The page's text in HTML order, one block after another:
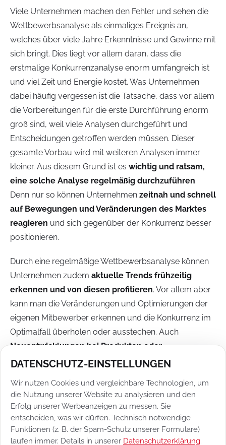
Viele Unternehmen machen den Fehler und sehen die
Wettbewerbsanalyse als einmaliges Ereignis an,
welches über viele Jahre Erkenntnisse und Gewinne mit
sich bringt. Dies liegt vor allem daran, dass die
erstmalige Konkurrenzanalyse enorm umfangreich ist
und viel Zeit und Energie kostet. Was Unternehmen
dabei häufig vergessen ist die Tatsache, dass vor allem
die Vorbereitungen für die erste Durchführung enorm
groß sind, weil viele Analysen durchgeführt und
Entscheidungen getroffen werden müssen. Dieser
gesamte Vorbau wird mit weiteren Analysen immer
kleiner. Aus diesem Grund ist es wichtig und ratsam,
eine solche Analyse regelmäßig durchzuführen.
Denn nur so können Unternehmen zeitnah und schnell
auf Bewegungen und Veränderungen des Marktes
reagieren und sich gegenüber der Konkurrenz besser
positionieren.
Durch eine regelmäßige Wettbewerbsanalyse können
Unternehmen zudem aktuelle Trends frühzeitig
erkennen und von diesen profitieren. Vor allem aber
kann man die Veränderungen und Optimierungen der
eigenen Mitbewerber erkennen und die Konkurrenz im
Optimalfall überholen oder ausstechen. Auch
Neuentwicklungen bei Produkten oder
Dienstleistungen der Konkurrenz können durch
Fokus geraten. Es ist wichtig, die Daten der
vergangenen Wettbewerbsanalysen als Grundlage für
Vergleiche zu nutzen, um genauer zu erkennen, an
welchen Punkten man gewonnen und wo man die
DATENSCHUTZ-EINSTELLUNGEN
Wir nutzen Cookies und vergleichbare Technologien, um
die Nutzung unserer Website zu analysieren und den
Erfolg unserer Werbeanzeigen zu messen. Sie
entscheiden, was wir dürfen. Technisch notwendige
Funktionen (z. B. der Spam-Schutz unserer Formulare)
laufen immer. Details in unserer Datenschutzerklärung.